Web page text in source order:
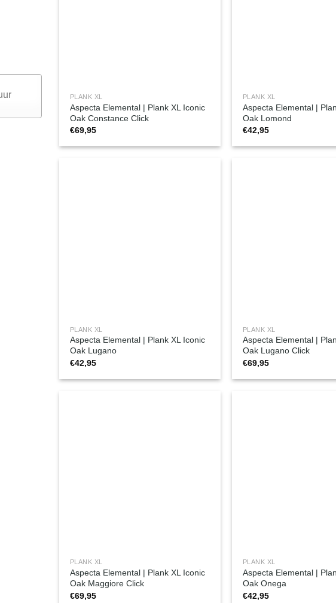
PLANK XL
Aspecta Elemental | Plank XL Iconic
Oak Constance Click
€69,95
PLANK XL
Aspecta Elemental |
Oak Lomond
€42,95
PLANK XL
Aspecta Elemental | Plank XL Iconic
Oak Lugano
€42,95
PLANK XL
Aspecta Elemental |
Oak Lugano Click
€69,95
PLANK XL
Aspecta Elemental | Plank XL Iconic
Oak Maggiore Click
€69,95
PLANK XL
Aspecta Elemental |
Oak Onega
€42,95